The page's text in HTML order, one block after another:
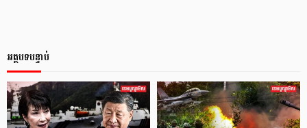
អត្ថបទបន្ទាប់